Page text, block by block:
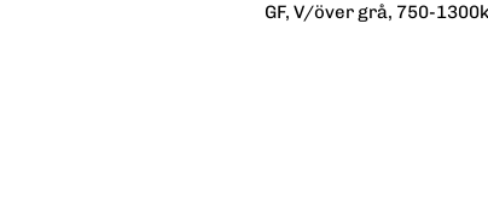
GF, V/över grå, 750-